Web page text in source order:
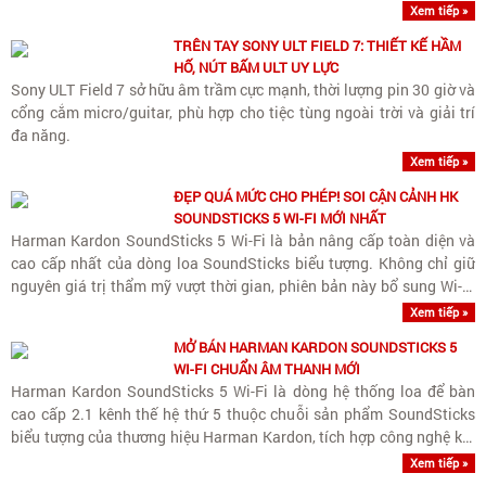
Xem tiếp »
TRÊN TAY SONY ULT FIELD 7: THIẾT KẾ HẦM
HỐ, NÚT BẤM ULT UY LỰC
Sony ULT Field 7 sở hữu âm trầm cực mạnh, thời lượng pin 30 giờ và
cổng cắm micro/guitar, phù hợp cho tiệc tùng ngoài trời và giải trí
đa năng.
Xem tiếp »
ĐẸP QUÁ MỨC CHO PHÉP! SOI CẬN CẢNH HK
SOUNDSTICKS 5 WI-FI MỚI NHẤT
Harman Kardon SoundSticks 5 Wi-Fi là bản nâng cấp toàn diện và
cao cấp nhất của dòng loa SoundSticks biểu tượng. Không chỉ giữ
nguyên giá trị thẩm mỹ vượt thời gian, phiên bản này bổ sung Wi-Fi
Xem tiếp »
MỞ BÁN HARMAN KARDON SOUNDSTICKS 5
WI-FI CHUẨN ÂM THANH MỚI
Harman Kardon SoundSticks 5 Wi-Fi là dòng hệ thống loa để bàn
cao cấp 2.1 kênh thế hệ thứ 5 thuộc chuỗi sản phẩm SoundSticks
biểu tượng của thương hiệu Harman Kardon, tích hợp công nghệ kết
Xem tiếp »